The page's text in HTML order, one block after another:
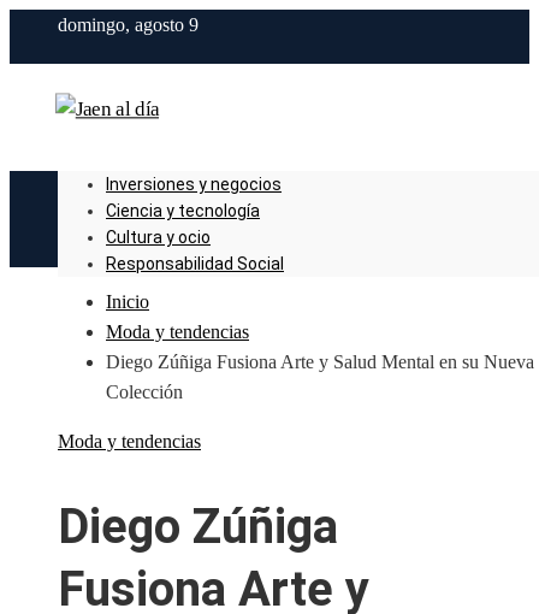
domingo, agosto 9
Inversiones y negocios
Ciencia y tecnología
Cultura y ocio
Responsabilidad Social
Inicio
Moda y tendencias
Diego Zúñiga Fusiona Arte y Salud Mental en su Nueva
Colección
Moda y tendencias
Diego Zúñiga
Fusiona Arte y